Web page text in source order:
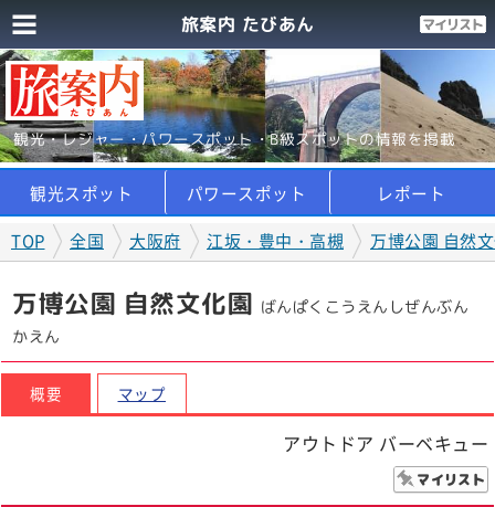
旅案内 たびあん
観光・レジャー・パワースポット・B級スポットの情報を掲載
観光スポット パワースポット
レポート
TOP
全国 大阪府 江坂・豊中・高槻 万博公園 自然
万博公園 自然文化園 ばんぱくこうえんしぜんぶん
かえん
概要 マップ
アウトドア バーベキュー